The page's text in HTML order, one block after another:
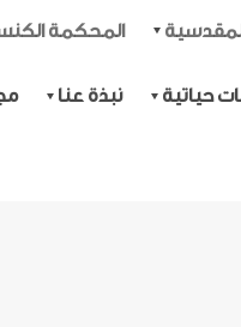
المحكمة
حياتية نبذة عنا